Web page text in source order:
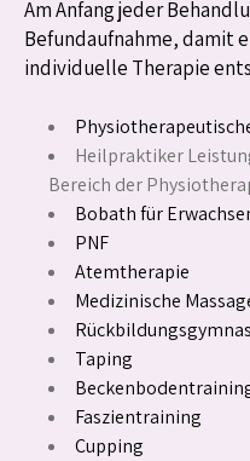
Am Anfang jeder
Befundaufnahme, damit
individuelle Therapie
Heilpraktiker
Bereich der
Bobath für
PNF
Atemtherapie
Medizinische
Taping
Faszientraining
Cupping